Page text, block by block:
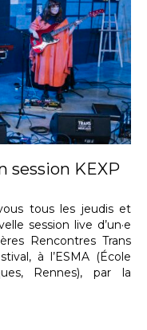
session KEXP
tous les jeudis et
session live d’un·e
Rencontres Trans
à l’ESMA (École
Rennes), par la